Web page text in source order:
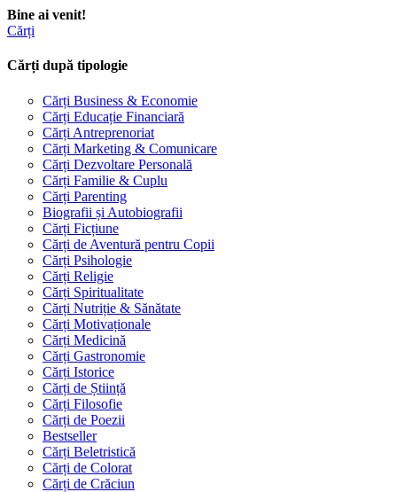
Bine ai venit!
Cărți
Cărți după tipologie
Cărți Business & Economie
Cărți Educație Financiară
Cărți Antreprenoriat
Cărți Marketing & Comunicare
Cărți Dezvoltare Personală
Cărți Familie & Cuplu
Cărți Parenting
Biografii și Autobiografii
Cărți Ficțiune
Cărți de Aventură pentru Copii
Cărți Psihologie
Cărți Religie
Cărți Spiritualitate
Cărți Nutriție & Sănătate
Cărți Motivaționale
Cărți Medicină
Cărți Gastronomie
Cărți Istorice
Cărți de Știință
Cărți Filosofie
Cărți de Poezii
Bestseller
Cărți Beletristică
Cărți de Colorat
Cărți de Crăciun